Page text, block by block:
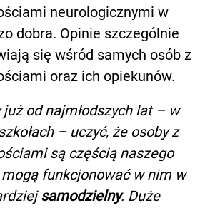
neurologicznymi w
dobra. Opinie szczególnie
się wśród samych osób z
oraz ich opiekunów.
od najmłodszych lat – w
– uczyć, że osoby z
są częścią naszego
funkcjonować w nim w
samodzielny. Duże